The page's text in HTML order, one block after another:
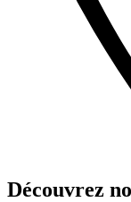
Découvrez